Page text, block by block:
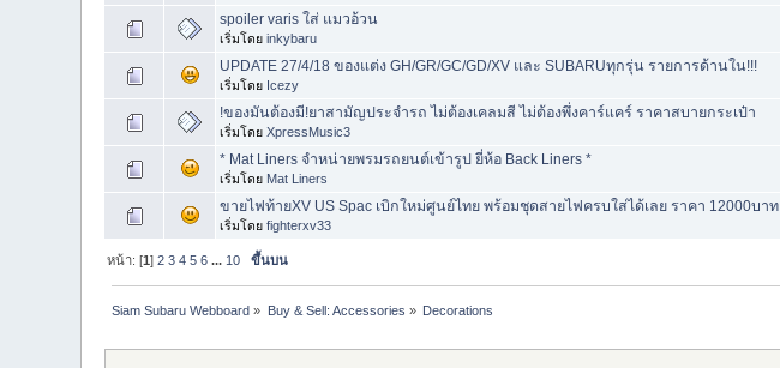
spoiler varis ใส่ แมวอ้วน
เริ่มโดยinkybaru
UPDATE 27/4/18 ของแต่ง GH/GR/GC/GD/XV และ SUBARUทุกรุ่น รายการด้านใน!!!
เริ่มโดย Icezy
!ของมันต้องมี!ยาสามัญประจำรถ ไม่ต้องเคลมสี ไม่ต้องพึ่งคาร์แคร์ ราคาสบายกระเป๋า
เริ่มโดยXpressMusic3
* Mat Liners จำหน่ายพรมรถยนต์เข้ารูป ยี่ห้อ Back Liners *
เริ่มโดย Mat Liners
ขายไฟท้ายXV US Spac เบิกใหม่ศูนย์ไทย พร้อมชุดสายไฟครบใส่ได้เลย ราคา 12000บาท
เริ่มโดยfighterxv33
หน้า: [1]2 3 4 5 6 ... 10 ขึ้นบน
Siam Subaru Webboard » Buy & Sell: Accessories » Decorations